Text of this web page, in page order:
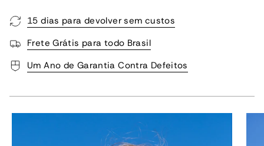
15 dias para devolver sem custos
Frete Grátis para todo Brasil
Um Ano de Garantia Contra Defeitos